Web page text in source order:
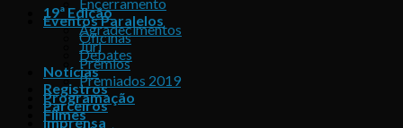
Eventos Paralelos
Oficinas
Debates
Notícias
Registros
Parceiros
Imprensa
19ª Edição
Agradecimentos
Júri
Prêmios
Premiados 2019
Programação
Filmes